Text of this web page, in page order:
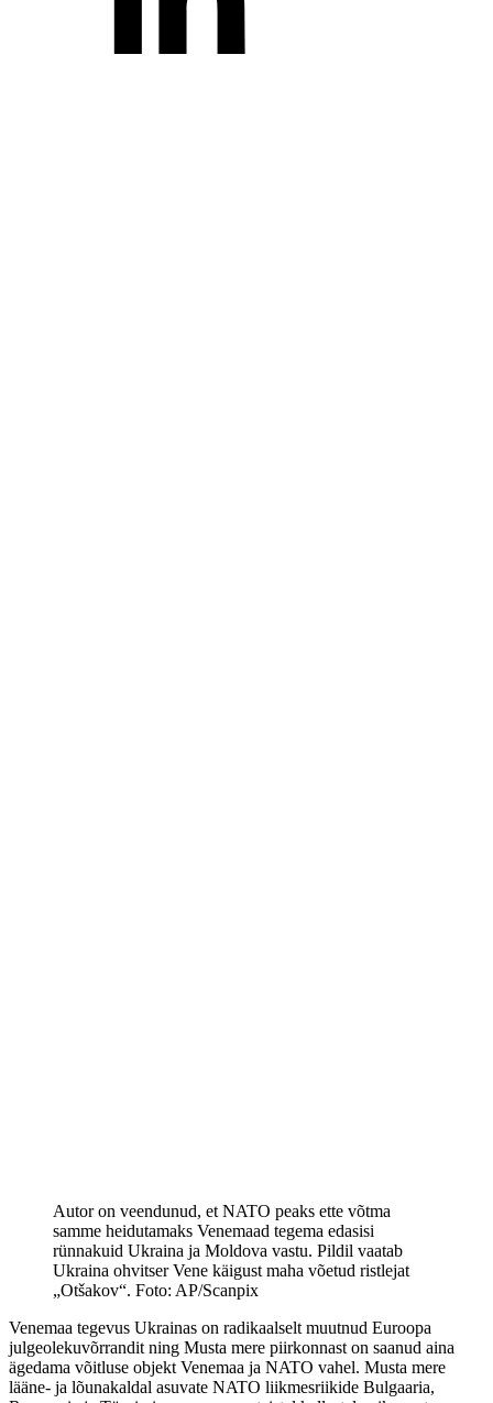
Autor on veendunud, et NATO peaks ette võtma
samme heidutamaks Venemaad tegema edasisi
rünnakuid Ukraina ja Moldova vastu. Pildil vaatab
Ukraina ohvitser Vene käigust maha võetud ristlejat
„Otšakov“. Foto: AP/Scanpix
Venemaa tegevus Ukrainas on radikaalselt muutnud Euroopa
julgeolekuvõrrandit ning Musta mere piirkonnast on saanud aina
ägedama võitluse objekt Venemaa ja NATO vahel. Musta mere
lääne- ja lõunakaldal asuvate NATO liikmesriikide Bulgaaria,